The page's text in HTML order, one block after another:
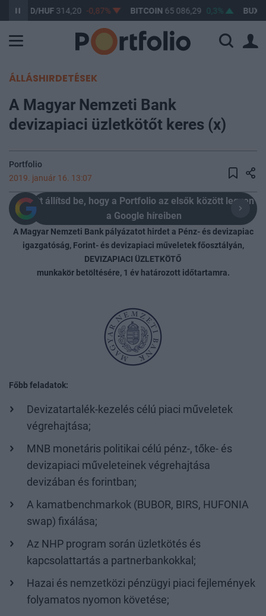
HUF314,20 -0,87% BITCOIN65 086,29 0,3% BUX 148
ÁLLÁSHIRDETÉSEK
A Magyar Nemzeti Bank
devizapiaci üzletkötőt keres (x)
Portfolio
2019. január 16. 13:07
Itt állítsd be, hogy a Portfolio az elsők között legyen
a Google híreiben
A Magyar Nemzeti Bank pályázatot hirdet a Pénz- és devizapiac
igazgatóság, Forint- és devizapiaci műveletek főosztályán,
DEVIZAPIACI ÜZLETKÖTŐ
munkakör betöltésére, 1 év határozott időtartamra.
Főbb feladatok:
Devizatartalék-kezelés célú piaci műveletek
végrehajtása;
MNB monetáris politikai célú pénz-, tőke- és
devizapiaci műveleteinek végrehajtása
devizában és forintban;
A kamatbenchmarkok (BUBOR, BIRS, HUFONIA
swap) fixálása;
Az NHP program során üzletkötés és
kapcsolattartás a partnerbankokkal;
Hazai és nemzetközi pénzügyi piaci fejlemények
folyamatos nyomon követése;